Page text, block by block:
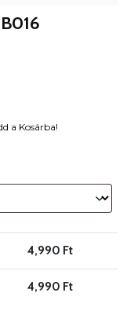
a Kosárba!
4,990 Ft
4,990 Ft